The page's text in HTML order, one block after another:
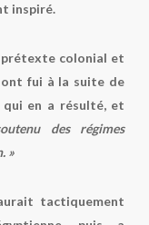
inspiré.
prétexte colonial et
fui à la suite de
qui en a résulté, et
des régimes
»
tactiquement